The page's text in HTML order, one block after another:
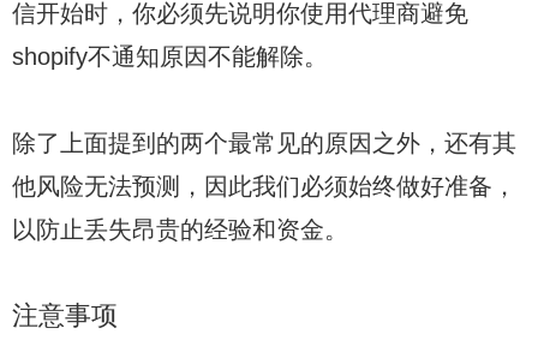
信开始时，你必须先说明你使用代理商避免
shopify不通知原因不能解除。
除了上面提到的两个最常见的原因之外，还有其
他风险无法预测，因此我们必须始终做好准备，
以防止丢失昂贵的经验和资金。
注意事项